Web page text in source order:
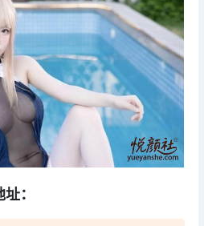
：